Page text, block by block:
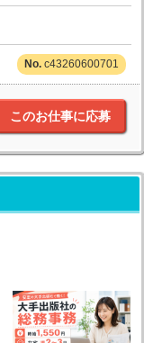
c43260600701
このお仕事に応募